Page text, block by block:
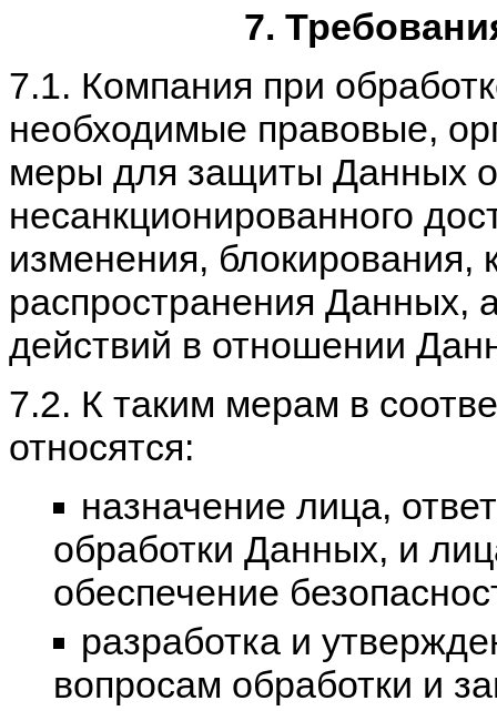
7.
7.1. Компания при
необходимые правовые,
меры для защиты Данных
несанкционированного
изменения, блокирования,
распространения Данных,
действий в отношении
7.2. К таким мерам в
относятся:
назначение лица,
обработки Данных, и
обеспечение
разработка и
вопросам обработки и